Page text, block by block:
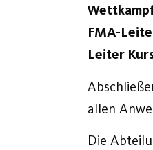
FMA-
Leiter
allen
Die